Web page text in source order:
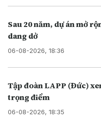
Sau 20 năm, dự án mở
dang dở
06-08-2026, 18:36
Tập đoàn LAPP (Đức)
trọng điểm
06-08-2026, 18:35